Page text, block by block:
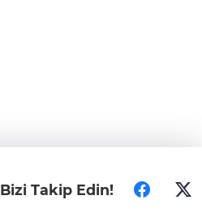
Bizi Takip Edin!